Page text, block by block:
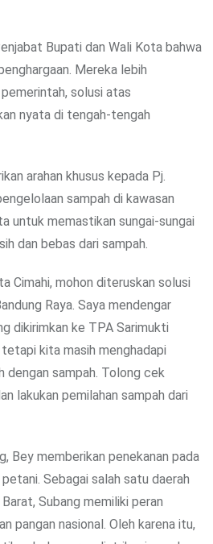
Bupati dan Wali Kota bahwa
Mereka lebih
solusi atas
nyata di tengah-tengah
arahan khusus kepada Pj.
sampah di kawasan
untuk memastikan sungai-sungai
dan bebas dari sampah.
Cimahi, mohon diteruskan solusi
Raya. Saya mendengar
dikirimkan ke TPA Sarimukti
kita masih menghadapi
dengan sampah. Tolong cek
lakukan pemilahan sampah dari
Bey memberikan penekanan pada
Sebagai salah satu daerah
Subang memiliki peran
pangan nasional. Oleh karena itu,